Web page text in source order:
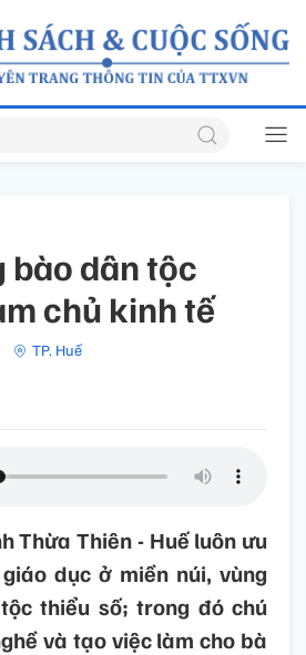
bào dân tộc
chủ kinh tế
TP. Huế
Thừa Thiên - Huế luôn ưu
dục ở miền núi, vùng
thiểu số; trong đó chú
và tạo việc làm cho bà